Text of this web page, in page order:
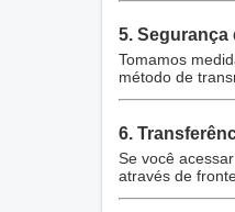
5. Segurança
Tomamos
método de
6.
Se você
através de